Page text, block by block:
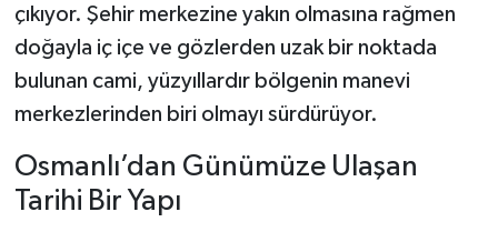
çıkıyor. Şehir merkezine yakın olmasına rağmen
doğayla iç içe ve gözlerden uzak bir noktada
bulunan cami, yüzyıllardır bölgenin manevi
merkezlerinden biri olmayı sürdürüyor.
Osmanlı’dan Günümüze Ulaşan
Tarihi Bir Yapı
Şenpazar Haberleri
Seydiler Haberleri
Tosya Haberleri